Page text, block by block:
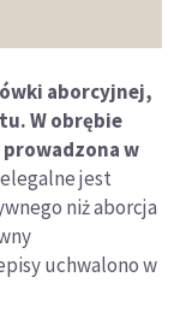
aborcyjnej,
W obrębie
w
jest
niż aborcja
uchwalono w